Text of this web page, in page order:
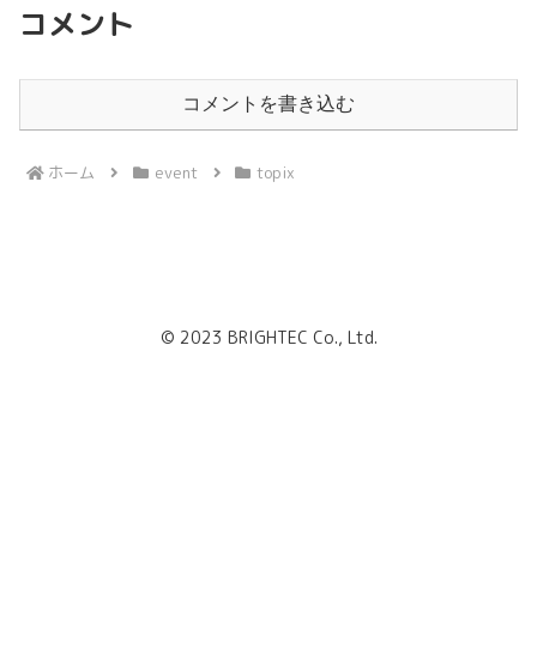
コメント
コメントを書き込む
ホーム event topix
© 2023 BRIGHTEC Co., Ltd.